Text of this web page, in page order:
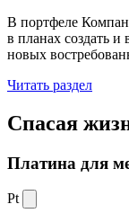
В портфеле
в планах создать
новых
Читать раздел
Спасая
Платина для
Pt